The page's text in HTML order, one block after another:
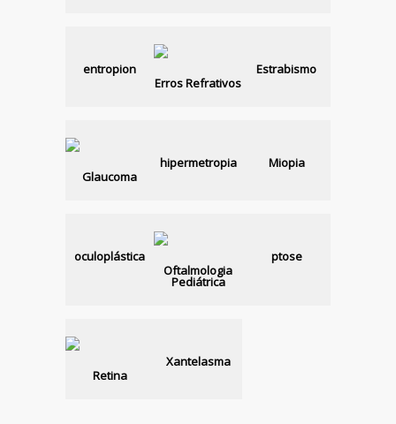
entropion
Erros Refrativos
Estrabismo
Glaucoma
hipermetropia Miopia
oculoplástica
Oftalmologia
Pediátrica
ptose
Retina
Xantelasma